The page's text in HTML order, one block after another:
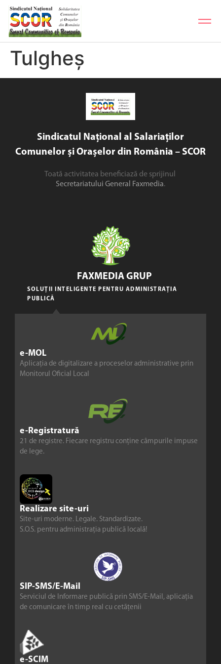
Tulgheș
Sindicatul Național al Salariaților
Comunelor și Orașelor din România – SCOR
Toată activitatea beneficiază de sprijinul
Secretariatului General Faxmedia.
e-MOL
Aplicația de digitalizare a proceselor administrative prin
Monitorul Oficial Local
e-Registratură
21 de registre. Fiecare registru conține câmpurile impuse
de lege.
Realizare site-uri
Site-uri moderne. Legale. Standardizate.
S.O.S. pentru administrația publică locală!
SIP-SMS/E-Mail
Serviciul de Informare publică prin SMS/E-Mail, aplicația
de comunicare în timp real cu cetățenii
e-SCIM
FAXMEDIA GRUP
SOLUȚII INTELIGENTE PENTRU ADMINISTRAȚIA
PUBLICĂ